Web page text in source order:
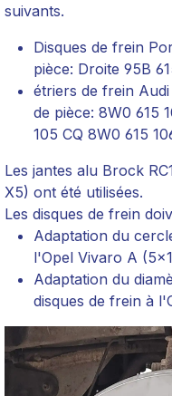
suivants.
Disques de frein
pièce: Droite 95B
étriers de frein
de pièce: 8W0 615
105 CQ 8W0 615
Les jantes alu Brock
X5) ont été utilisées.
Les disques de frein
Adaptation du
l'Opel Vivaro A
Adaptation du
disques de frein à